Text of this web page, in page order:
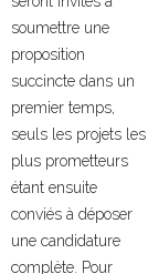
soumettre une
proposition
succincte dans un
premier temps,
seuls les projets les
plus prometteurs
étant ensuite
conviés à déposer
une candidature
complète. Pour